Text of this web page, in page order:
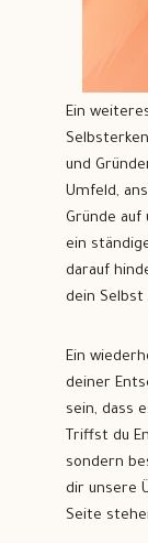
Ein
und
Umfeld,
Gründe auf
ein
darauf
dein
Ein
deiner
sein, dass
Triffst du
sondern
dir unsere
Seite